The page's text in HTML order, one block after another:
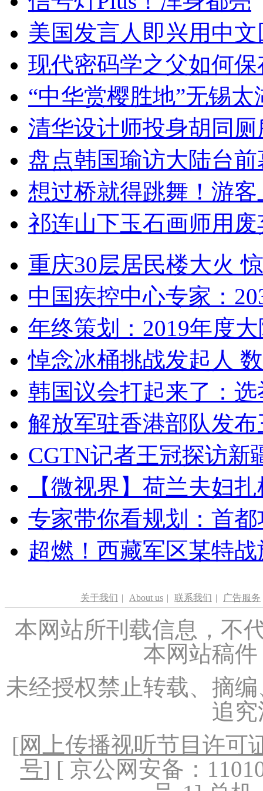
美国发言人即兴用中
现代密码学之父如何
“中华赏樱胜地”无锡
清华设计师投身胡同
盘点韩国瑜访大陆台
想过桥就得跳舞！游客
祁连山下玉石画师用
重庆30层居民楼大火
中国疾控中心专家：
年终策划：2019年度
悼念冰桶挑战发起人
韩国议会打起来了：
解放军驻香港部队发
CGTN记者王冠探访新
【微视界】荷兰夫妇
专家带你看规划：首
超燃！西藏军区某特
关于我们 | About us | 联系我们 | 广告服务
本网站所刊载信息，不
本网站稿
未经授权禁止转载、摘
追
[网上传播视听节目许可
号] [ 京公网安备：